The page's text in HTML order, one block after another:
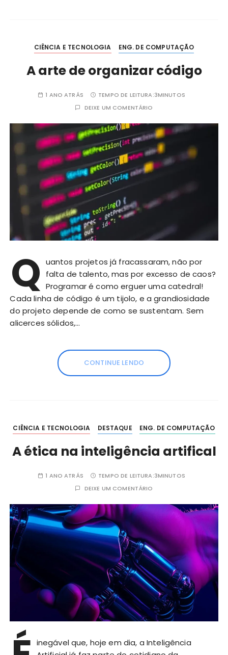
CIÊNCIA E TECNOLOGIA ENG. DE COMPUTAÇÃO
A arte de organizar código
1 ANO ATRÁS TEMPO DE LEITURA:3MINUTOS
DEIXE UM COMENTÁRIO
Q uantos projetos já fracassaram, não por
falta de talento, mas por excesso de caos?
Programar é como erguer uma catedral!
Cada linha de código é um tijolo, e a grandiosidade
do projeto depende de como se sustentam. Sem
alicerces sólidos,…
CONTINUE LENDO
CIÊNCIA E TECNOLOGIA DESTAQUE ENG. DE COMPUTAÇÃO
A ética na inteligência artifical
1 ANO ATRÁS TEMPO DE LEITURA:3MINUTOS
DEIXE UM COMENTÁRIO
inegável que, hoje em dia, a Inteligência